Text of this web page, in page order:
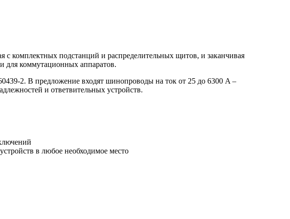
комплектных подстанций и распределительных щитов, и заканчивая
для коммутационных аппаратов.
2. В предложение входят шинопроводы на ток от 25 до 6300 A –
и ответвительных устройств.
в любое необходимое место